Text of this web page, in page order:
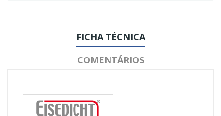
FICHA TÉCNICA
COMENTÁRIOS